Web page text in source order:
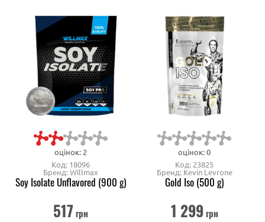
оцінок: 2
Код: 18096
Бренд: Willmax
Soy Isolate Unflavored (900 g)
517 грн
оцінок: 0
Код: 23825
Бренд: Kevin Levrone
Gold Iso (500 g)
1 299 грн